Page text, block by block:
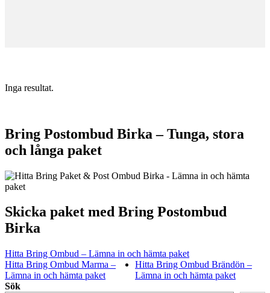
Inga resultat.
Bring Postombud Birka – Tunga, stora
och långa paket
Skicka paket med Bring Postombud
Birka
Hitta Bring Ombud – Lämna in och hämta paket
Hitta Bring Ombud Marma –
Lämna in och hämta paket
Hitta Bring Ombud Brändön –
Lämna in och hämta paket
Sök